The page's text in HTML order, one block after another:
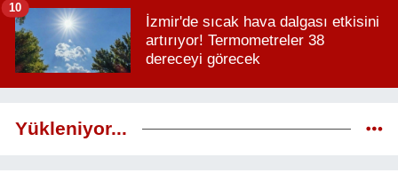
İzmir'de sıcak hava dalgası etkisini
artırıyor! Termometreler 38
dereceyi görecek
10
Yükleniyor...